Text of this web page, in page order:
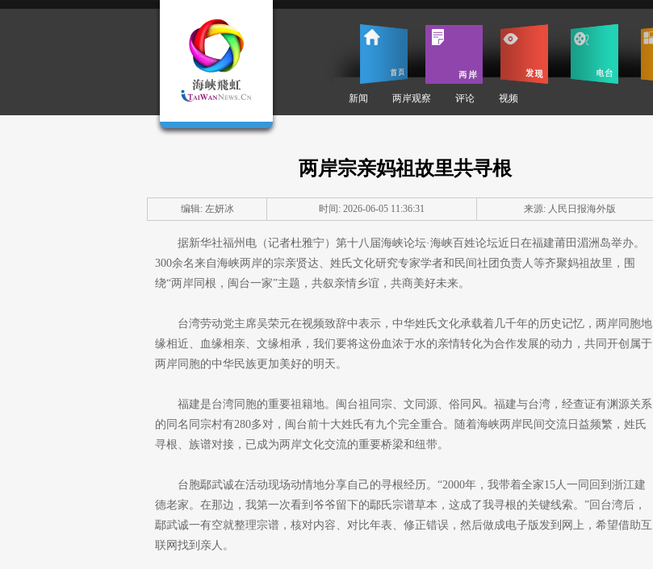
新闻 两岸观察 评论 视频
两岸宗亲妈祖故里共寻根
编辑: 左妍冰 时间: 2026-06-05 11:36:31 来源: 人民日报海外版
据新华社福州电（记者杜雅宁）第十八届海峡论坛·海峡百姓论坛近日在福建莆田湄洲岛举办。
300余名来自海峡两岸的宗亲贤达、姓氏文化研究专家学者和民间社团负责人等齐聚妈祖故里，围
绕“两岸同根，闽台一家”主题，共叙亲情乡谊，共商美好未来。
台湾劳动党主席吴荣元在视频致辞中表示，中华姓氏文化承载着几千年的历史记忆，两岸同胞地
缘相近、血缘相亲、文缘相承，我们要将这份血浓于水的亲情转化为合作发展的动力，共同开创属于
两岸同胞的中华民族更加美好的明天。
福建是台湾同胞的重要祖籍地。闽台祖同宗、文同源、俗同风。福建与台湾，经查证有渊源关系
的同名同宗村有280多对，闽台前十大姓氏有九个完全重合。随着海峡两岸民间交流日益频繁，姓氏
寻根、族谱对接，已成为两岸文化交流的重要桥梁和纽带。
台胞鄢武诚在活动现场动情地分享自己的寻根经历。“2000年，我带着全家15人一同回到浙江建
德老家。在那边，我第一次看到爷爷留下的鄢氏宗谱草本，这成了我寻根的关键线索。”回台湾后，
鄢武诚一有空就整理宗谱，核对内容、对比年表、修正错误，然后做成电子版发到网上，希望借助互
联网找到亲人。